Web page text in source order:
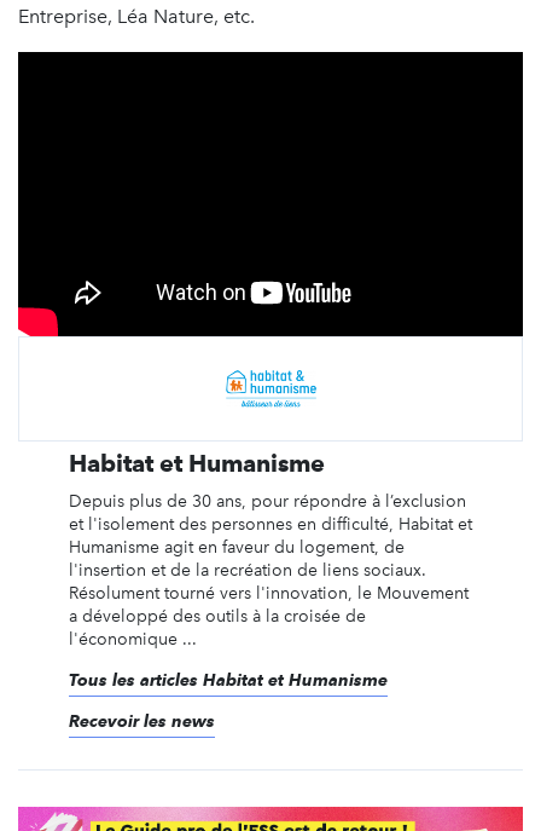
Entreprise, Léa Nature, etc.
Habitat et Humanisme
Depuis plus de 30 ans, pour répondre à l’exclusion
et l'isolement des personnes en difficulté, Habitat et
Humanisme agit en faveur du logement, de
l'insertion et de la recréation de liens sociaux.
Résolument tourné vers l'innovation, le Mouvement
a développé des outils à la croisée de
l'économique ...
Tous les articles Habitat et Humanisme
Recevoir les news